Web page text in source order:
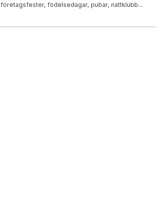
företagsfester, födelsedagar, pubar, nattklubb...